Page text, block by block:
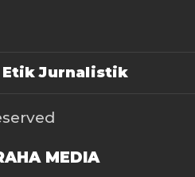
Etik Jurnalistik
MEDIA